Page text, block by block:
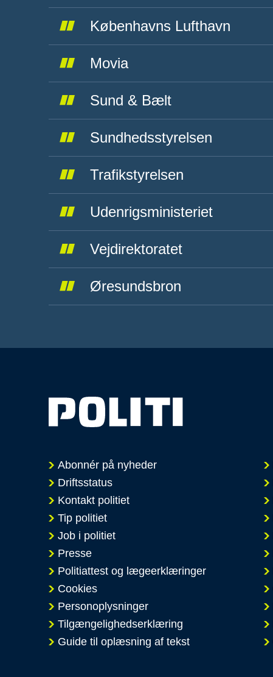
Københavns Lufthavn
Movia
Sund & Bælt
Sundhedsstyrelsen
Trafikstyrelsen
Udenrigsministeriet
Vejdirektoratet
Øresundsbron
Abonnér på nyheder
Driftsstatus
Kontakt politiet
Tip politiet
Job i politiet
Presse
Politiattest og lægeerklæringer
Cookies
Personoplysninger
Tilgængelighedserklæring
Guide til oplæsning af tekst